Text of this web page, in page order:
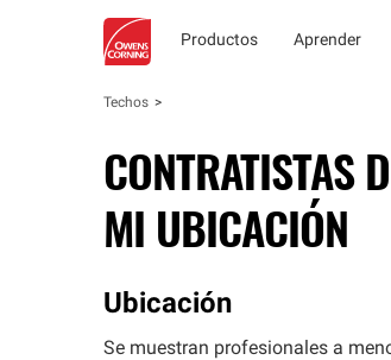
Productos Aprender
Techos
CONTRATISTAS
MI UBICACIÓN
Ubicación
Se muestran profesionales a